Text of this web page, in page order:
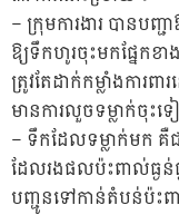
– ក្រុមការងារ បានបញ្
ឱ្យទឹកហូរចុះមកផ្នែកខ
ត្រូវតែដាក់កម្លាំងការ
មានការលួចទម្លាក់ចុះទ
– ទឹកដែលទម្លាក់មក គឺជ
ដែលរងផលប៉ះពាល់ធ្ងន់
បញ្ជូនទៅកាន់តំបន់ប៉ះ